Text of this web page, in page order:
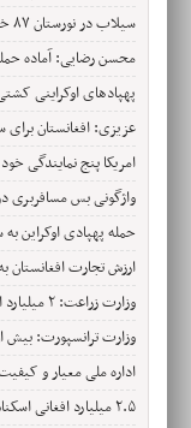
سیلاب در نورستان ۸۷ خانه را ویران کرد
محسن رضایی: آماده
پهپادهای اوکراینی
عزیزی: افغانستان
امریکا پنج نمایندگی
واژگونی بس مسافربری در
حمله پهپادی اوکراین به ساحل
ارزش تجارت افغانستان به ۱۳.۹ میلیارد دالر
وزارت زراعت: ۲ میلیارد افغانی تمویل به دهاقین اختصاص یافت
وزارت ترانسپورت: بیش از ۱۲ هزار پرواز در یک سال
اداره ملی معیار و کیفیت: بیش از ۱۲۷ هزار
۲.۵ میلیارد افغانی اسکناس فرسوده جمع‌آوری شد